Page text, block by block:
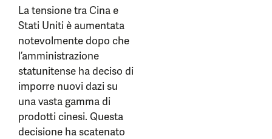
La tensione tra Cina e
Stati Uniti è aumentata
notevolmente dopo che
l’amministrazione
statunitense ha deciso di
imporre nuovi dazi su
una vasta gamma di
prodotti cinesi. Questa
decisione ha scatenato